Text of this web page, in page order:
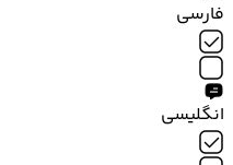
فارسی
انگلیسی